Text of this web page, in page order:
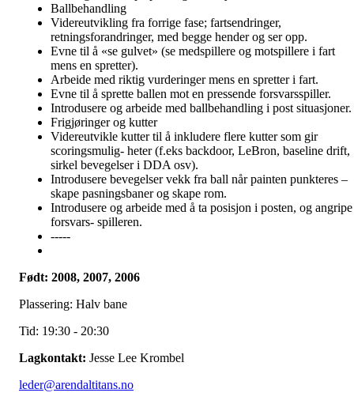
Ballbehandling
Videreutvikling fra forrige fase; fartsendringer,
retningsforandringer, med begge hender og ser opp.
Evne til å «se gulvet» (se medspillere og motspillere i fart
mens en spretter).
Arbeide med riktig vurderinger mens en spretter i fart.
Evne til å sprette ballen mot en pressende forsvarsspiller.
Introdusere og arbeide med ballbehandling i post situasjoner.
Frigjøringer og kutter
Videreutvikle kutter til å inkludere flere kutter som gir
scoringsmulig- heter (f.eks backdoor, LeBron, baseline drift,
sirkel bevegelser i DDA osv).
Introdusere bevegelser vekk fra ball når painten punkteres –
skape pasningsbaner og skape rom.
Introdusere og arbeide med å ta posisjon i posten, og angripe
forsvars- spilleren.
-----
Født: 2008, 2007, 2006
Plassering: Halv bane
Tid: 19:30 - 20:30
Lagkontakt: Jesse Lee Krombel
leder@arendaltitans.no